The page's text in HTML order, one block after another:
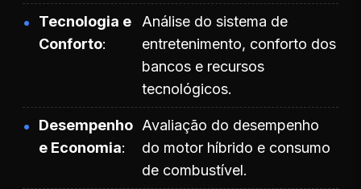
Tecnologia e
Conforto
Análise do sistema de
entretenimento, conforto dos
bancos e recursos
tecnológicos.
Desempenho
e Economia
Avaliação do desempenho
do motor híbrido e consumo
de combustível.